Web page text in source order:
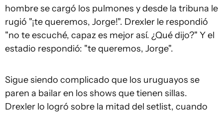
hombre se cargó los pulmones y desde la tribuna le
rugió "¡te queremos, Jorge!". Drexler le respondió
"no te escuché, capaz es mejor así. ¿Qué dijo?" Y el
estadio respondió: "te queremos, Jorge".
Sigue siendo complicado que los uruguayos se
paren a bailar en los shows que tienen sillas.
Drexler lo logró sobre la mitad del setlist, cuando